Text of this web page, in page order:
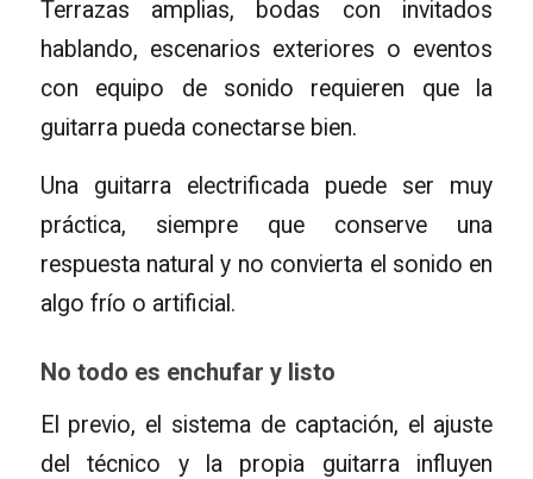
Terrazas amplias, bodas con invitados
hablando, escenarios exteriores o eventos
con equipo de sonido requieren que la
guitarra pueda conectarse bien.
Una guitarra electrificada puede ser muy
práctica, siempre que conserve una
respuesta natural y no convierta el sonido en
algo frío o artificial.
No todo es enchufar y listo
El previo, el sistema de captación, el ajuste
del técnico y la propia guitarra influyen